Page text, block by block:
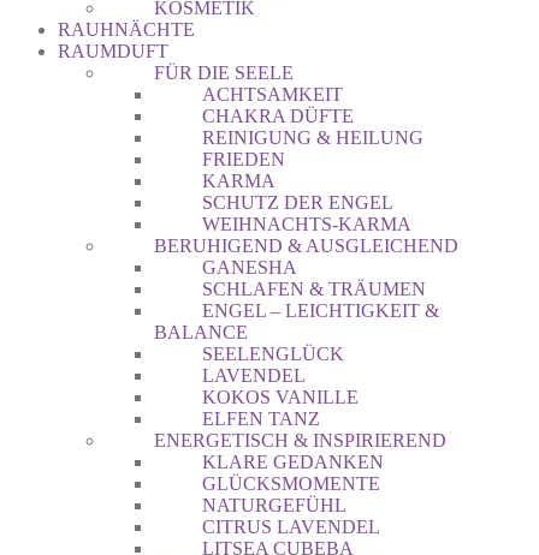
KOSMETIK
RAUHNÄCHTE
RAUMDUFT
FÜR DIE SEELE
ACHTSAMKEIT
CHAKRA DÜFTE
REINIGUNG & HEILUNG
FRIEDEN
KARMA
SCHUTZ DER ENGEL
WEIHNACHTS-KARMA
BERUHIGEND & AUSGLEICHEND
GANESHA
SCHLAFEN & TRÄUMEN
ENGEL – LEICHTIGKEIT &
BALANCE
SEELENGLÜCK
LAVENDEL
KOKOS VANILLE
ELFEN TANZ
ENERGETISCH & INSPIRIEREND
KLARE GEDANKEN
GLÜCKSMOMENTE
NATURGEFÜHL
CITRUS LAVENDEL
LITSEA CUBEBA